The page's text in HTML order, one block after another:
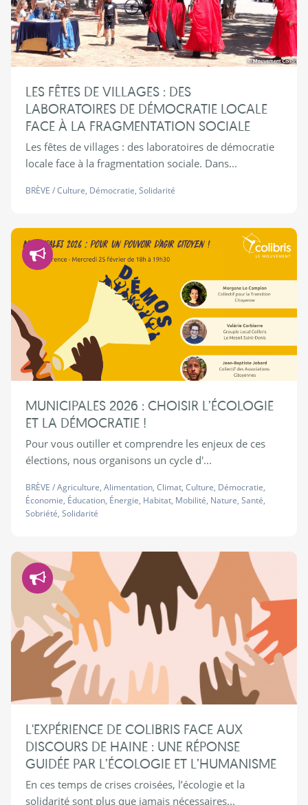
LES FÊTES DE VILLAGES : DES
LABORATOIRES DE DÉMOCRATIE LOCALE
FACE À LA FRAGMENTATION SOCIALE
Les fêtes de villages : des laboratoires de démocratie
locale face à la fragmentation sociale. Dans...
BRÈVE /Culture, Démocratie, Solidarité
Démocratie
MUNICIPALES 2026 : CHOISIR L’ÉCOLOGIE
ET LA DÉMOCRATIE !
Pour vous outiller et comprendre les enjeux de ces
élections, nous organisons un cycle d'...
BRÈVE /Agriculture, Alimentation, Climat, Culture, Démocratie,
Économie, Éducation, Énergie, Habitat, Mobilité, Nature, Santé,
Sobriété, Solidarité
Démocratie
L'EXPÉRIENCE DE COLIBRIS FACE AUX
DISCOURS DE HAINE : UNE RÉPONSE
GUIDÉE PAR L’ÉCOLOGIE ET L’HUMANISME
En ces temps de crises croisées, l’écologie et la
solidarité sont plus que jamais nécessaires...